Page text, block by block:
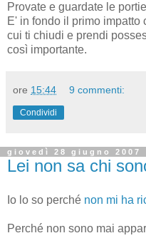
Provate e guardate le
E' in fondo il primo impatto
cui ti chiudi e prendi
così importante.
ore 15:44 9 commenti:
Condividi
giovedì 28 giugno 2007
Lei non sa chi
Io lo so perché non mi ha
Perché non sono mai